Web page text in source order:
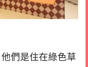
們是住在綠色草